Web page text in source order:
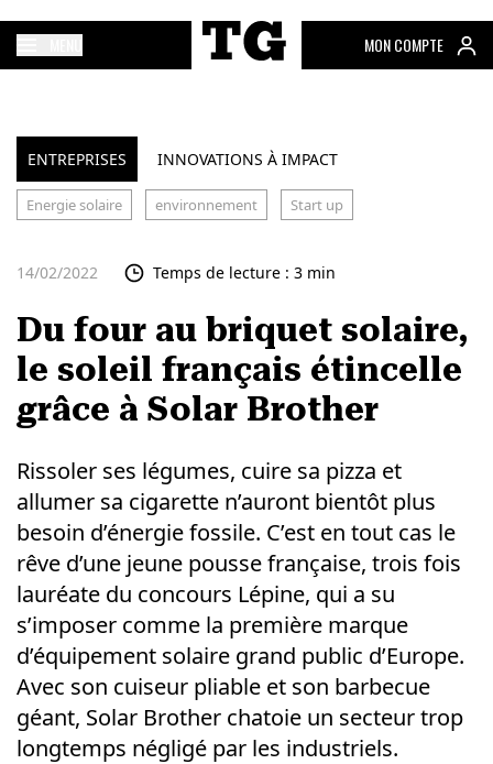
MON COMPTE
ENTREPRISES INNOVATIONS À IMPACT
Energie solaire environnement Start up
14/02/2022 Temps de lecture : 3 min
Du four au briquet solaire,
le soleil français étincelle
grâce à Solar Brother
Rissoler ses légumes, cuire sa pizza et
allumer sa cigarette n’auront bientôt plus
besoin d’énergie fossile. C’est en tout cas le
rêve d’une jeune pousse française, trois fois
lauréate du concours Lépine, qui a su
s’imposer comme la première marque
d’équipement solaire grand public d’Europe.
Avec son cuiseur pliable et son barbecue
géant, Solar Brother chatoie un secteur trop
longtemps négligé par les industriels.